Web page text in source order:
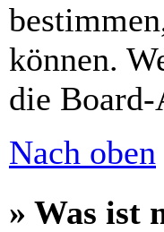
können.
die
Nach oben
» Was ist